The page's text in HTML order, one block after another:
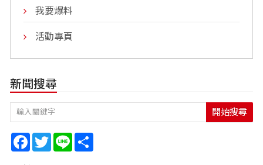
我要爆料
活動專頁
新聞搜尋
開始搜尋
Facebook
TwitterLine